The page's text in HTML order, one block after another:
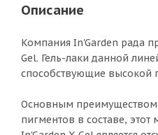
Описание
Компания In'Garden рада
Gel. Гель-лаки данной
способствующие высокой
Основным преимуществом
пигментов в составе,